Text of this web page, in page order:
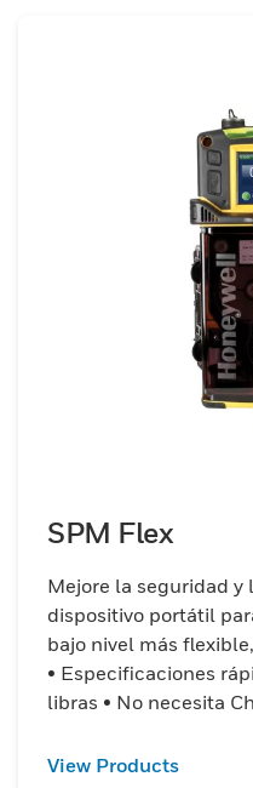
SPM Flex
Mejore la seguridad
dispositivo portátil
bajo nivel más
• Especificaciones
libras • No necesita
View Products